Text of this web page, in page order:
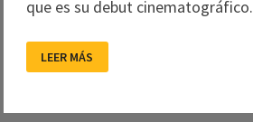
que es su debut cinematográfico.
PRIMERA
PROFECÍA:
EN
LEER MÁS